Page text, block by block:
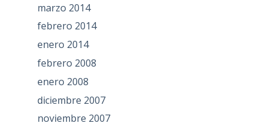
marzo 2014
febrero 2014
enero 2014
febrero 2008
enero 2008
diciembre 2007
noviembre 2007